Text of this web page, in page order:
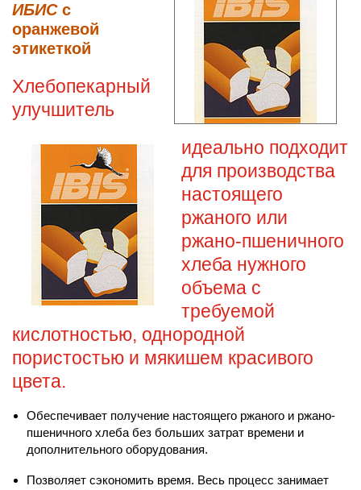
ИБИС с
оранжевой
этикеткой
Хлебопекарный
улучшитель
идеально подходит
для производства
настоящего
ржаного или
ржано-пшеничного
хлеба нужного
объема с
требуемой
кислотностью, однородной
пористостью и мякишем красивого
цвета.
Обеспечивает получение настоящего ржаного и ржано-
пшеничного хлеба без больших затрат времени и
дополнительного оборудования.
Позволяет сэкономить время. Весь процесс занимает